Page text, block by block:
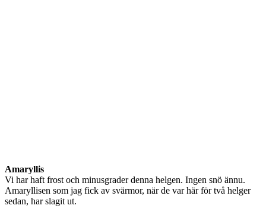
Amaryllis
Vi har haft frost och minusgrader denna helgen. Ingen snö ännu.
Amaryllisen som jag fick av svärmor, när de var här för två helger
sedan, har slagit ut.